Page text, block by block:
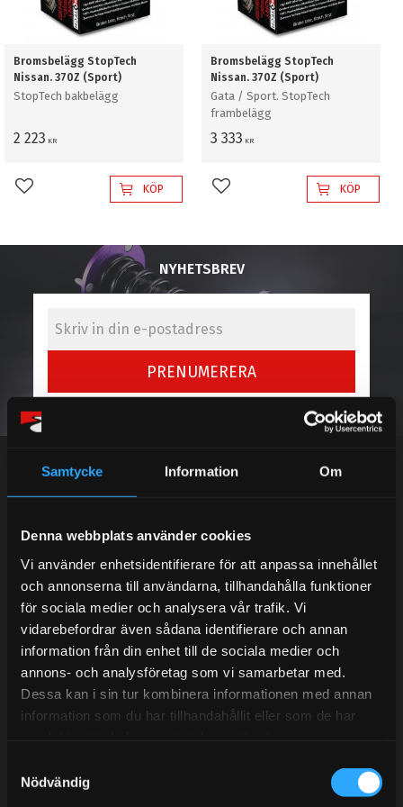
Samtycke Information Om
Denna webbplats använder cookies
Vi använder enhetsidentifierare för att anpassa innehållet
och annonserna till användarna, tillhandahålla funktioner
för sociala medier och analysera vår trafik. Vi
vidarebefordrar även sådana identifierare och annan
information från din enhet till de sociala medier och
annons- och analysföretag som vi samarbetar med.
Dessa kan i sin tur kombinera informationen med annan
information som du har tillhandahållit eller som de har
Nödvändig
Bromsbelägg StopTech
Nissan. 370Z (Sport)
StopTech bakbelägg
2 223 KR
Lägg till i favoriterKÖP
Bromsbelägg StopTech
Nissan. 370Z (Sport)
Gata / Sport. StopTech
frambelägg
3 333 KR
Lägg till i favoriterKÖP
NYHETSBREV
PRENUMERERA
integritetspolicy.
Kundtjänst telefon:
Semestertider.
Under V.27 - V.33 nås vi enbart på mejl. Ordrar skickas
under sommaren men med viss fördröjning. 2/7 -9/7 är
det helt stängt.
Mån-Tors: 10:30-15:00
Lunchstängt 12:00-13:00
E-post: info@streetperformance.se